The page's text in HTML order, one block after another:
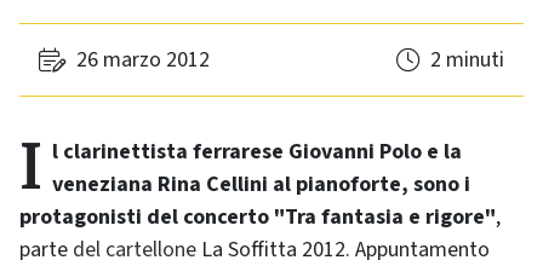
26 marzo 2012 2 minuti
Il clarinettista ferrarese Giovanni Polo e la veneziana Rina Cellini al pianoforte, sono i
protagonisti del concerto "Tra fantasia e rigore",
parte del cartellone La Soffitta 2012. Appuntamento